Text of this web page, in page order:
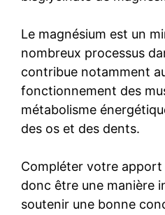
Le magnésium est un
nombreux processus
contribue notamment
fonctionnement des
métabolisme
des os et des dents.
Compléter votre apport
donc être une manière
soutenir une bonne